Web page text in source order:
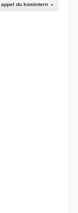
appel du komintern